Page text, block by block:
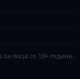
лица со 18+ години.